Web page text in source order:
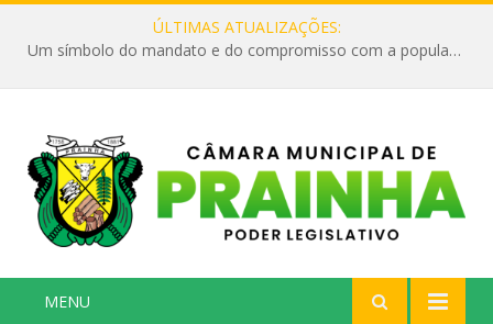
ÚLTIMAS ATUALIZAÇÕES:
Um símbolo do mandato e do compromisso com a população
MENU